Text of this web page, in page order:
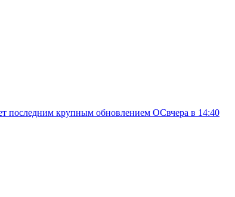
последним крупным обновлением ОСвчера в 14:40